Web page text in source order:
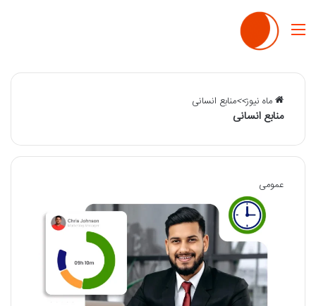
منو
ماه نیوز>>منابع انسانی
منابع انسانی
عمومی